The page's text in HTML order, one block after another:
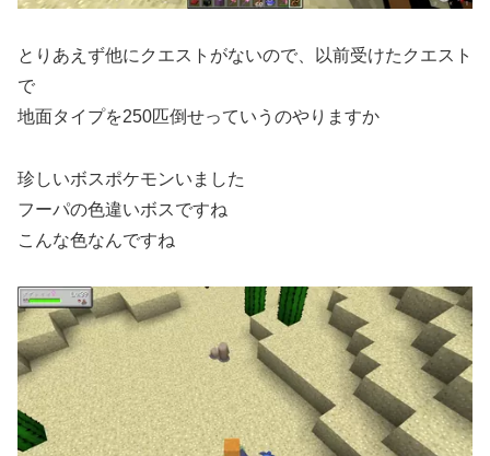
とりあえず他にクエストがないので、以前受けたクエスト
で
地面タイプを250匹倒せっていうのやりますか
珍しいボスポケモンいました
フーパの色違いボスですね
こんな色なんですね